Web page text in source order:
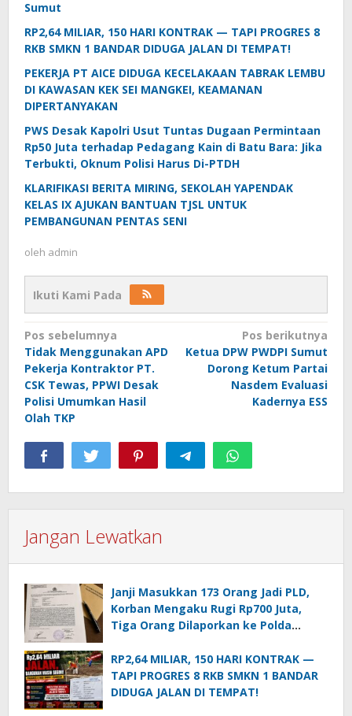
Sumut
RP2,64 MILIAR, 150 HARI KONTRAK — TAPI PROGRES 8
RKB SMKN 1 BANDAR DIDUGA JALAN DI TEMPAT!
PEKERJA PT AICE DIDUGA KECELAKAAN TABRAK LEMBU
DI KAWASAN KEK SEI MANGKEI, KEAMANAN
DIPERTANYAKAN
PWS Desak Kapolri Usut Tuntas Dugaan Permintaan
Rp50 Juta terhadap Pedagang Kain di Batu Bara: Jika
Terbukti, Oknum Polisi Harus Di-PTDH
KLARIFIKASI BERITA MIRING, SEKOLAH YAPENDAK
KELAS IX AJUKAN BANTUAN TJSL UNTUK
PEMBANGUNAN PENTAS SENI
oleh admin
Ikuti Kami Pada
Navigasi
pos
Pos sebelumnya
Tidak Menggunakan APD
Pekerja Kontraktor PT.
CSK Tewas, PPWI Desak
Polisi Umumkan Hasil
Olah TKP
Pos berikutnya
Ketua DPW PWDPI Sumut
Dorong Ketum Partai
Nasdem Evaluasi
Kadernya ESS
Jangan Lewatkan
Janji Masukkan 173 Orang Jadi PLD,
Korban Mengaku Rugi Rp700 Juta,
Tiga Orang Dilaporkan ke Polda
RP2,64 MILIAR, 150 HARI KONTRAK —
TAPI PROGRES 8 RKB SMKN 1 BANDAR
DIDUGA JALAN DI TEMPAT!